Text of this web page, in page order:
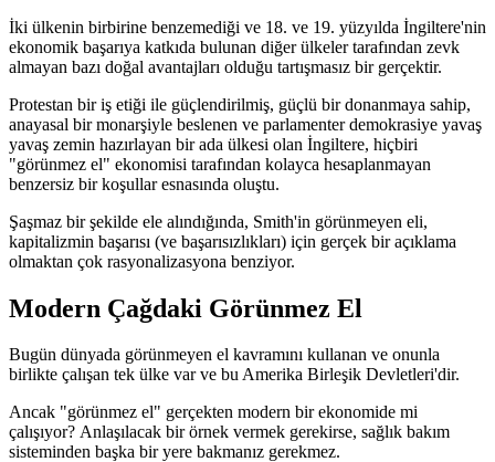
İki ülkenin birbirine benzemediği ve 18. ve 19. yüzyılda İngiltere'nin
ekonomik başarıya katkıda bulunan diğer ülkeler tarafından zevk
almayan bazı doğal avantajları olduğu tartışmasız bir gerçektir.
Protestan bir iş etiği ile güçlendirilmiş, güçlü bir donanmaya sahip,
anayasal bir monarşiyle beslenen ve parlamenter demokrasiye yavaş
yavaş zemin hazırlayan bir ada ülkesi olan İngiltere, hiçbiri
"görünmez el" ekonomisi tarafından kolayca hesaplanmayan
benzersiz bir koşullar esnasında oluştu.
Şaşmaz bir şekilde ele alındığında, Smith'in görünmeyen eli,
kapitalizmin başarısı (ve başarısızlıkları) için gerçek bir açıklama
olmaktan çok rasyonalizasyona benziyor.
Modern Çağdaki Görünmez El
Bugün dünyada görünmeyen el kavramını kullanan ve onunla
birlikte çalışan tek ülke var ve bu Amerika Birleşik Devletleri'dir.
Ancak "görünmez el" gerçekten modern bir ekonomide mi
çalışıyor? Anlaşılacak bir örnek vermek gerekirse, sağlık bakım
sisteminden başka bir yere bakmanız gerekmez.